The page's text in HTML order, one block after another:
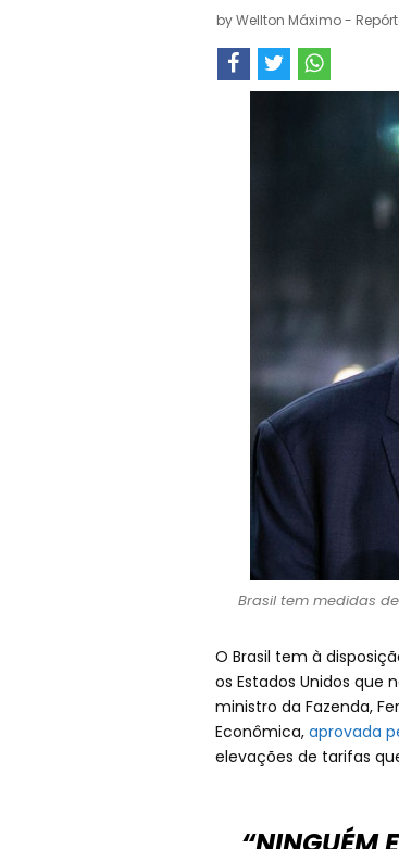
byWellton Máximo -
Brasil tem medidas
O Brasil tem à
os Estados Unidos
ministro da Fazenda,
Econômica, aprovada
elevações de tarifas